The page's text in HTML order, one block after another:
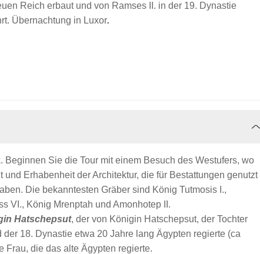
Reich erbaut und von Ramses II. in der 19. Dynastie
Übernachtung in Luxor.
Sie die Tour mit einem Besuch des Westufers, wo
Erhabenheit der Architektur, die für Bestattungen genutzt
Die bekanntesten Gräber sind König Tutmosis I.,
VI., König Mrenptah und Amonhotep II.
Hatschepsut, der von Königin Hatschepsut, der Tochter
18. Dynastie etwa 20 Jahre lang Ägypten regierte (ca
Frau, die das alte Ägypten regierte.